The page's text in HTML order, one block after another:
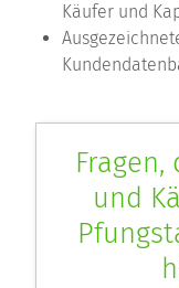
Käufer und
und